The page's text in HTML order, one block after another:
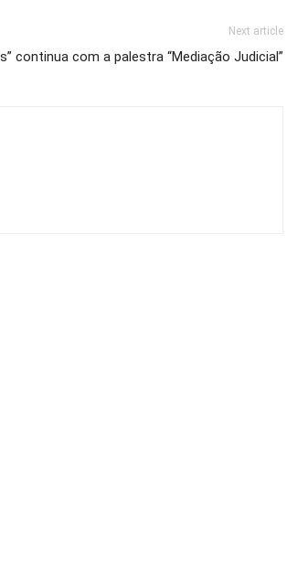
Next article
continua com a palestra “Mediação Judicial”